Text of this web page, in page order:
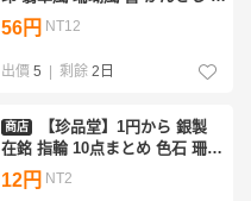
本セット 古玩 長19cm 重70g
M-A36X-CF5
56円 NT12
出價 5 | 剩餘 2日
商店
【珍品堂】1円から 銀製
在銘 指輪 10点まとめ 色石 珊瑚
翡翠 瑪瑙 アクセサリー ヴィン
テージ M-A55X-CF5
12円 NT2